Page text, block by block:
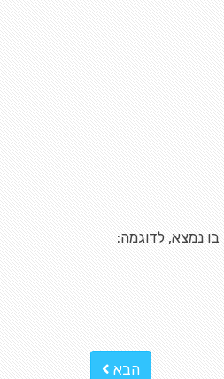
נמצא, לדוגמה:
הבא